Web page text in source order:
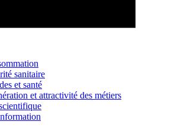
sanitaire
et santé
et attractivité des métiers